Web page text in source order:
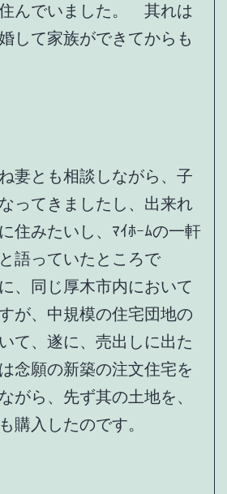
んでいました。 其れは
して家族ができてからも
妻とも相談しながら、子
ってきましたし、出来れ
住みたいし、ﾏｲﾎｰﾑの一軒
語っていたところで
、同じ厚木市内において
が、中規模の住宅団地の
て、遂に、売出しに出た
念願の新築の注文住宅を
がら、先ず其の土地を、
購入したのです。